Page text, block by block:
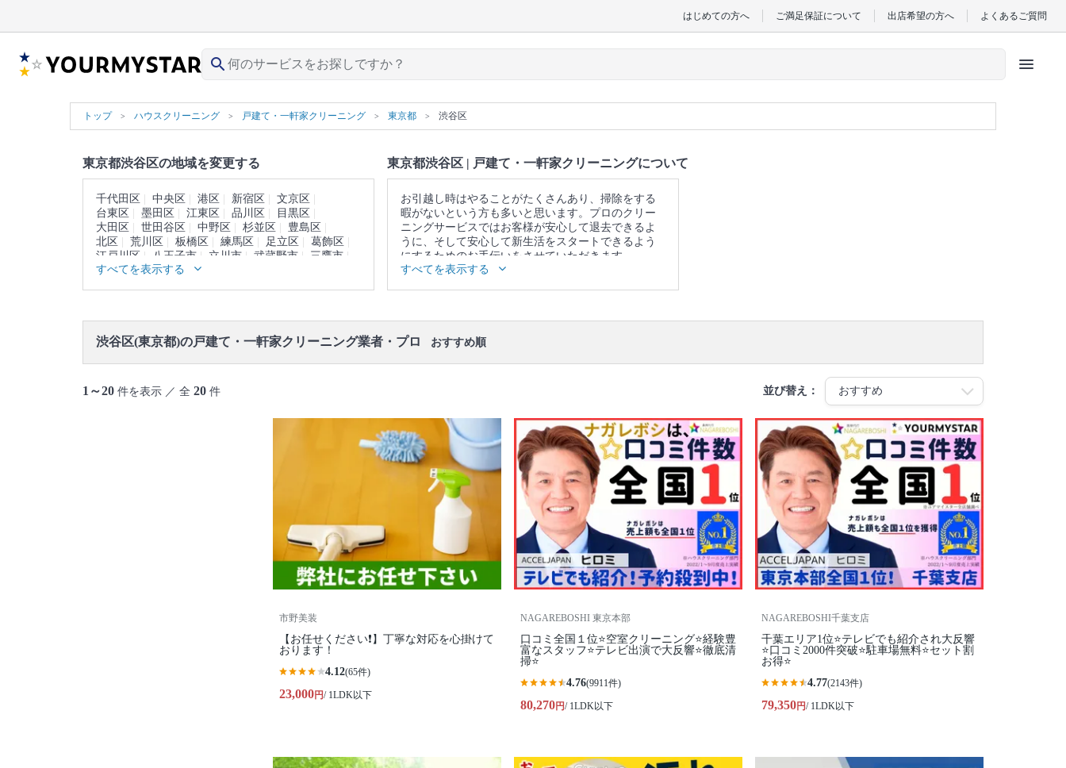
はじめての方へ ご満足保証について 出店希望の方へ よくあるご質問
search menu
トップ ハウスクリーニング 戸建て・一軒家クリーニング 東京都 渋谷区
東京都渋谷区の地域を変更する
千代田区 中央区 港区 新宿区
文京区
台東区
墨田区 江東区 品川区
目黒区
大田区
世田谷区 中野区 杉並区
豊島区
北区
荒川区 板橋区 練馬区 足立区
葛飾区
江戸川区
八王子市 立川市 武蔵野市
三鷹市
青梅市
府中市 昭島市
大島町
利島村 新島村 神津島村
三宅島
すべてを表示する
東京都渋谷区 | 戸建て・一軒家クリーニングについて
お引越し時はやることがたくさんあり、掃除をする
暇がないという方も多いと思います。プロのクリー
ニングサービスではお客様が安心して退去できるよ
うに、そして安心して新生活をスタートできるよう
にするためのお手伝いをさせていただきます。
▼表示価格に含まれる戸建て・一軒家クリーニング
の作業範囲
井 / 壁面 / 床 / 廊下 / 階段 / 玄関
口コミもご参照ください。
すべてを表示する
渋谷区(東京都)の戸建て・一軒家クリーニング業者・プロ おすすめ順
1～20 件を表示 ／ 全 20 件 並び替え：
市野美装
【お任せください❗️】丁寧な対応を心掛けて
おります！
4.12(65件)
23,000円/ 1LDK以下
NAGAREBOSHI 東京本部
口コミ全国１位⭐空室クリーニング⭐経験豊
富なスタッフ⭐テレビ出演で大反響⭐徹底清
掃⭐
4.76(9911件)
80,270円/ 1LDK以下
NAGAREBOSHI千葉支店
千葉エリア1位⭐テレビでも紹介され大反響
⭐️口コミ2000件突破⭐️駐車場無料⭐セット割
お得⭐
4.77(2143件)
79,350円/ 1LDK以下